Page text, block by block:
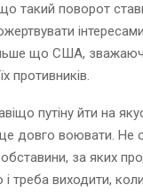
такий поворот
що США,
противників.
путіну йти на
довго воювати. Не
за яких
треба виходити,